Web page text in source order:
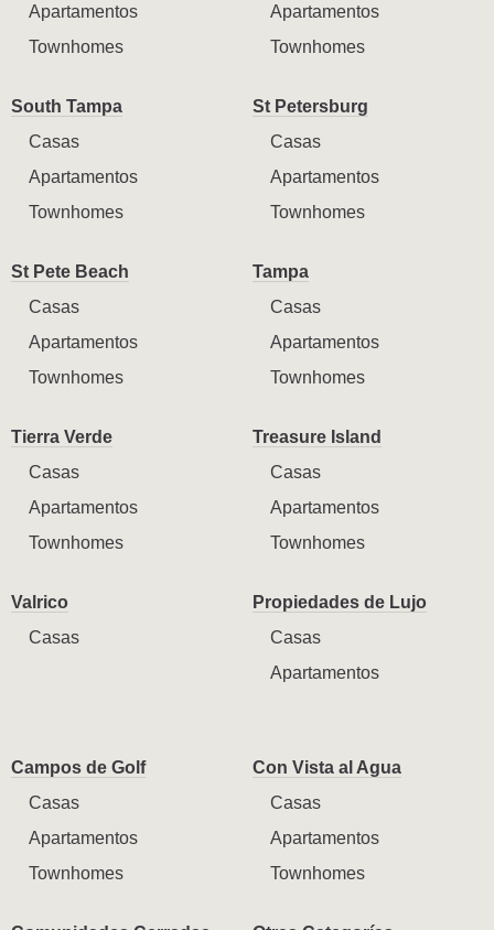
Apartamentos
Townhomes
Apartamentos
Townhomes
South Tampa
Casas
Apartamentos
Townhomes
St Petersburg
Casas
Apartamentos
Townhomes
St Pete Beach
Casas
Apartamentos
Townhomes
Tampa
Casas
Apartamentos
Townhomes
Tierra Verde
Casas
Apartamentos
Townhomes
Treasure Island
Casas
Apartamentos
Townhomes
Valrico
Casas
Propiedades de Lujo
Casas
Apartamentos
Campos de Golf
Casas
Apartamentos
Townhomes
Con Vista al Agua
Casas
Apartamentos
Townhomes